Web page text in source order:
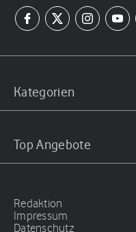
Kategorien
Top Angebote
Redaktion
Impressum
Datenschutz